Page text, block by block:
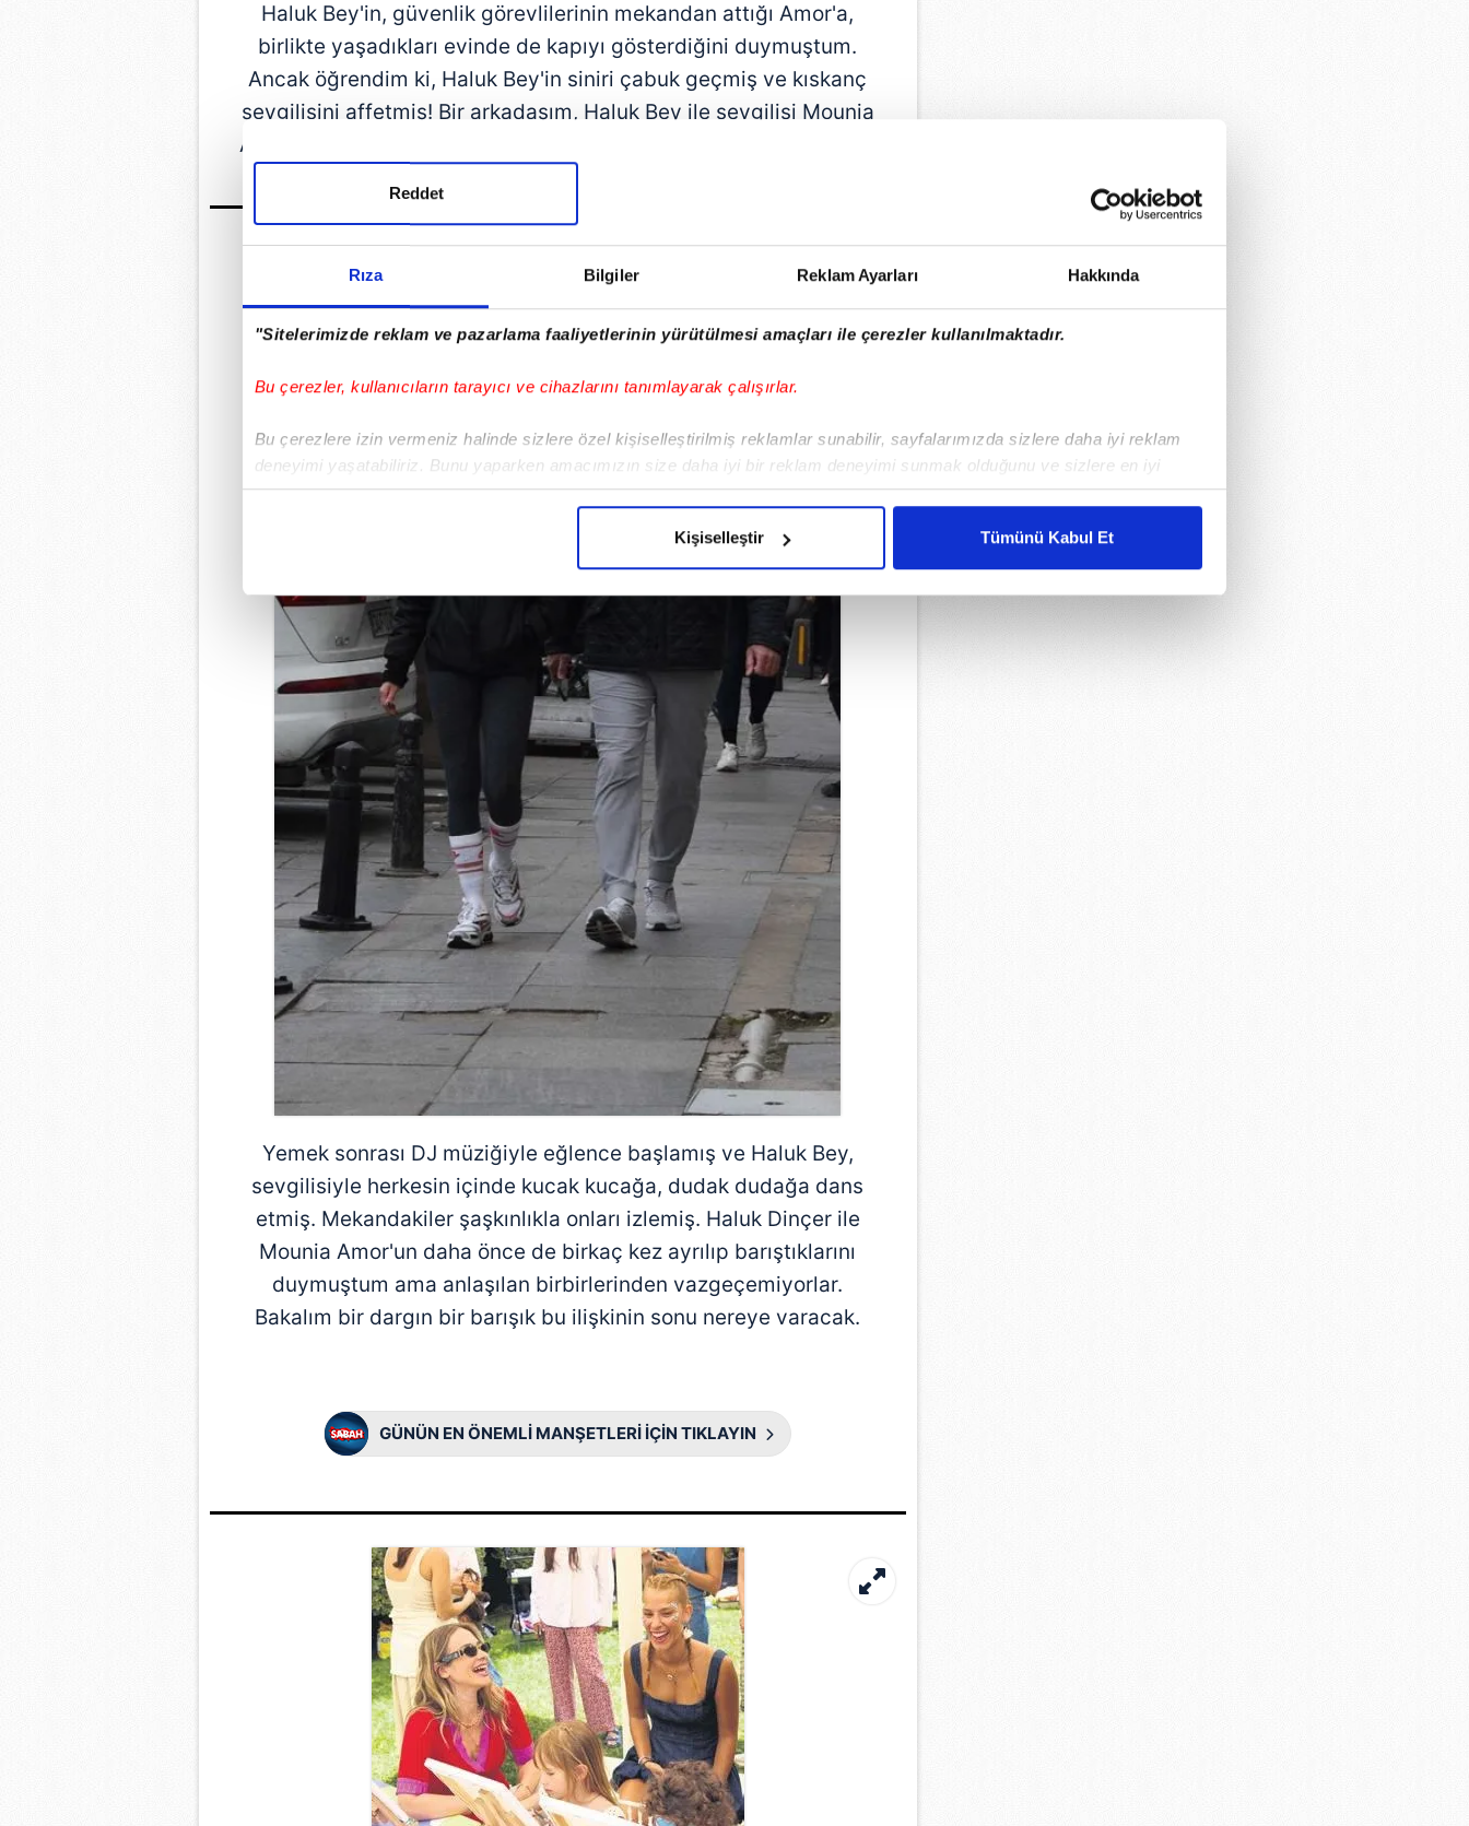
Rıza Bilgiler Reklam Ayarları Hakkında
"Sitelerimizde reklam ve pazarlama faaliyetlerinin yürütülmesi amaçları ile çerezler kullanılmaktadır.
Bu çerezler, kullanıcıların tarayıcı ve cihazlarını tanımlayarak çalışırlar.
Bu çerezlere izin vermeniz halinde sizlere özel kişiselleştirilmiş reklamlar sunabilir, sayfalarımızda sizlere daha iyi reklam
deneyimi yaşatabiliriz. Bunu yaparken amacımızın size daha iyi bir reklam deneyimi sunmak olduğunu ve sizlere en iyi
içerikleri sunabilmek adına elimizden gelen çabayı gösterdiğimizi ve bu noktada, reklamların maliyetlerimizi karşılamak
Her halükârda, kullanıcılar, bu çerezlere izin vermedikleri takdirde, kullanıcılara hedefli reklamlar gösterilmeyecektir."
Sizlere daha iyi bir hizmet sunabilmek için İnternet Sitemizde kendimize ve üçüncü kişilere ait çerezler kullanılmaktadır. Bu
çerezler vasıtasıyla çeşitli kişisel verileriniz işlenmekte olup gerekli olan çerezler bilgi toplumu hizmetlerinin sunulması
amacıyla kullanılmaktadır. Diğer çerezler, sitemizin daha işlevsel kılınması ve kişiselleştirilmesi ve sizlere yönelik
reklam/pazarlama faaliyetlerinin yapılması, amaçlarıyla sınırlı olarak açık rızanız dahilinde kullanılacaktır.
Çerezlere ilişkin tercihlerinizi aşağıda yer alan panel vasıtasıyla belirleyebilirsiniz. Çerezlere ilişkin detaylı bilgi için Ayarlar
butonuna tıklayabilir,
Çerez Bilgilendirme Metnimizi ziyaret edebilirsiniz.
6698 sayılı Kişisel Verilerin Korunması Kanunu uyarınca hazırlanmış Aydınlatma Metnimizi okumak ve sitemizde ilgili
mevzuata uygun olarak kullanılan çerezlerle ilgili bilgi almak için lütfen tıklayınız
Reddet
Kişiselleştir Tümünü Kabul Et
Haluk Bey'in, güvenlik görevlilerinin mekandan attığı Amor'a,
birlikte yaşadıkları evinde de kapıyı gösterdiğini duymuştum.
Ancak öğrendim ki, Haluk Bey'in siniri çabuk geçmiş ve kıskanç
sevgilisini affetmiş! Bir arkadaşım, Haluk Bey ile sevgilisi Mounia
Amor'u, önceki gün
Yemek sonrası DJ müziğiyle eğlence başlamış ve Haluk Bey,
sevgilisiyle herkesin içinde kucak kucağa, dudak dudağa dans
etmiş. Mekandakiler şaşkınlıkla onları izlemiş. Haluk Dinçer ile
Mounia Amor'un daha önce de birkaç kez ayrılıp barıştıklarını
duymuştum ama anlaşılan birbirlerinden vazgeçemiyorlar.
Bakalım bir dargın bir barışık bu ilişkinin sonu nereye varacak.
GÜNÜN EN ÖNEMLİ MANŞETLERİ İÇİN TIKLAYIN